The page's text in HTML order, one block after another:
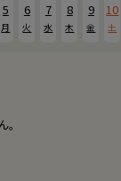
5
月
6
火
7
水
8
木
9
金
10
土